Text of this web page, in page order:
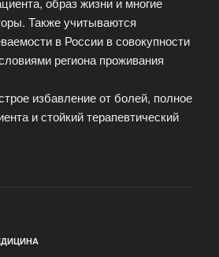
Также учитываются
в России в совокупности
региона проживания
избавление от болей, полное
и стойкий терапевтический